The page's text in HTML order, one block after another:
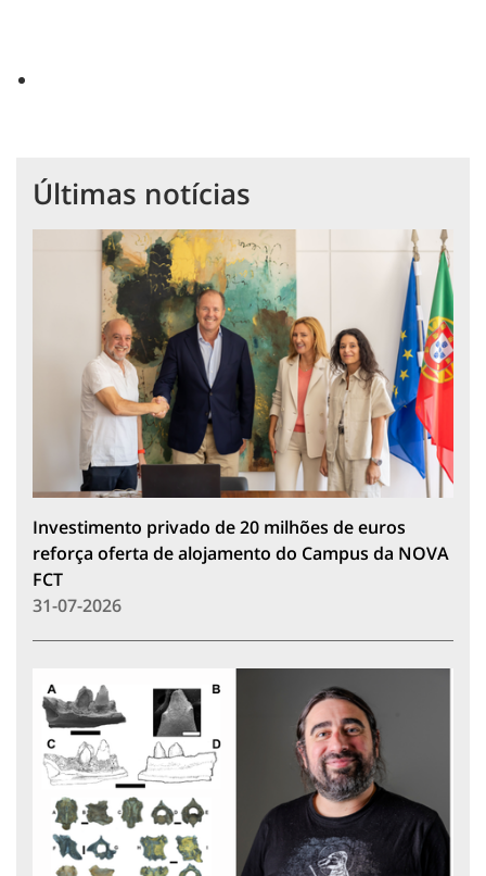
Últimas notícias
Investimento privado de 20 milhões de euros
reforça oferta de alojamento do Campus da NOVA
FCT
31-07-2026